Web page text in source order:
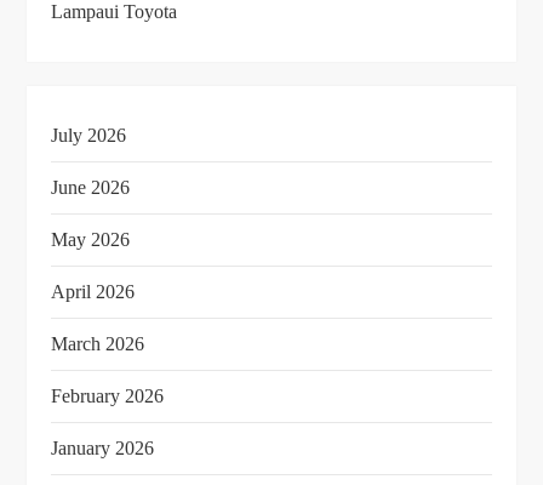
Lampaui Toyota
July 2026
June 2026
May 2026
April 2026
March 2026
February 2026
January 2026